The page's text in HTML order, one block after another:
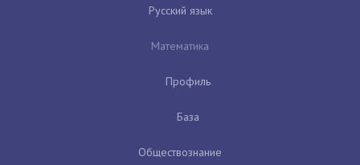
Русский язык
Математика
Профиль
База
Обществознание